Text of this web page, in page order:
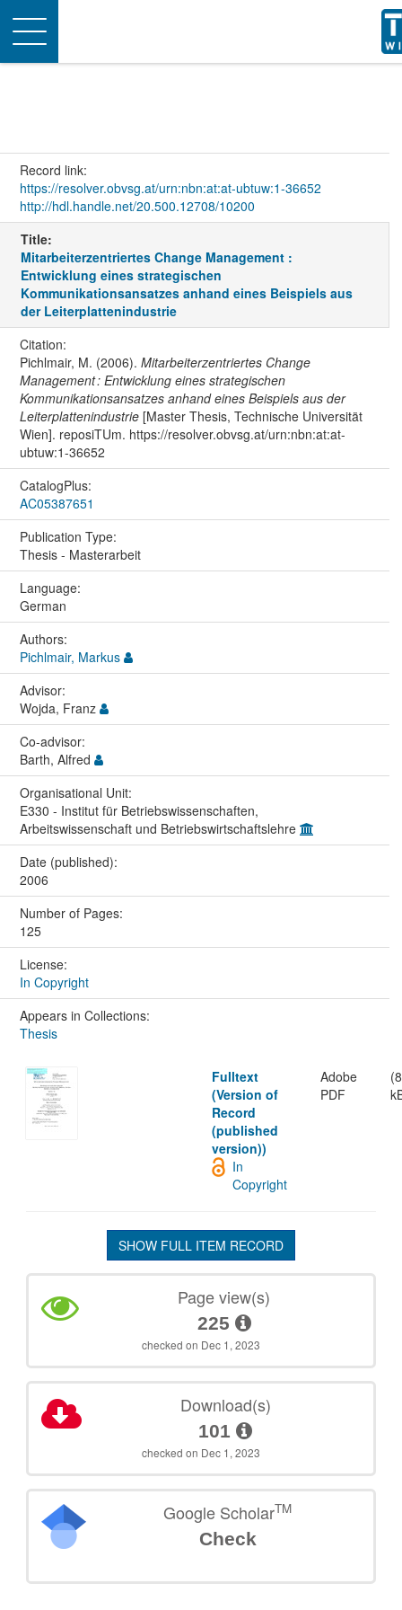
Toggle
navigation
Record link:
https://resolver.obvsg.at/urn:nbn:at:at-ubtuw:1-36652
http://hdl.handle.net/20.500.12708/10200
Title:
Mitarbeiterzentriertes Change Management :
Entwicklung eines strategischen
Kommunikationsansatzes anhand eines Beispiels aus
der Leiterplattenindustrie
Citation:
Pichlmair, M. (2006). Mitarbeiterzentriertes Change
Management : Entwicklung eines strategischen
Kommunikationsansatzes anhand eines Beispiels aus der
Leiterplattenindustrie[Master Thesis, Technische Universität
Wien]. reposiTUm. https://resolver.obvsg.at/urn:nbn:at:at-
ubtuw:1-36652
CatalogPlus:
AC05387651
Publication Type:
Thesis - Masterarbeit
Language:
German
Authors:
Pichlmair, Markus
Advisor:
Wojda, Franz
Co-advisor:
Barth, Alfred
Organisational Unit:
E330 - Institut für Betriebswissenschaften,
Arbeitswissenschaft und Betriebswirtschaftslehre
Date (published):
2006
Number of Pages:
125
License:
In Copyright
Appears in Collections:
Thesis
Fulltext
(Version of
Record
(published
version))
Adobe
PDF
In
Copyright
SHOW FULL ITEM RECORD
Page view(s)
225
checked on Dec 1, 2023
Download(s)
101
checked on Dec 1, 2023
Google ScholarTM
Check